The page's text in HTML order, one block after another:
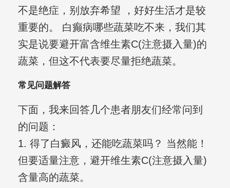
不是绝症，别放弃希望 ，好好生活才是较
重要的。 白癫病哪些蔬菜吃不来，我们其
实是说要避开富含维生素C(注意摄入量)的
蔬菜，但这不代表要尽量拒绝蔬菜。
常见问题解答
下面，我来回答几个患者朋友们经常问到
的问题：
1. 得了白癜风，还能吃蔬菜吗？ 当然能！
但要适量注意，避开维生素C(注意摄入量)
含量高的蔬菜。